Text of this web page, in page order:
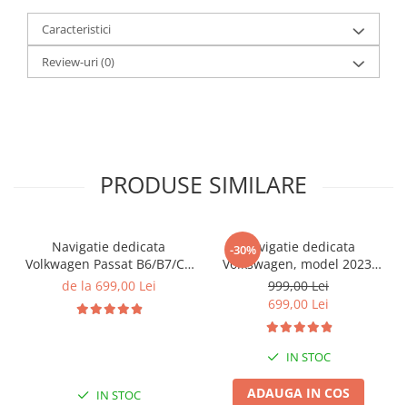
Caracteristici
Review-uri(0)
PRODUSE SIMILARE
Navigatie dedicata
Volkwagen Passat B6/B7/CC
Gri, 4GB RAM 64GB ROM,
Display QLED 10", DSP,
de la 699,00 Lei
IN STOC
-30%Navigatie dedicata
Volkswagen, model 2023,
4GB RAM 64GB ROM,
Quadcore, Android 14,
Display QLED 7", DSP,
Carplay&Android Auto,
Suport camere AHD
999,00 Lei
699,00 Lei
IN STOC
ADAUGA IN COS